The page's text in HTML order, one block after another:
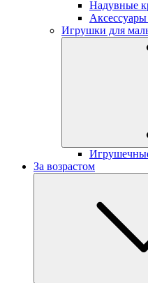
Надувные
Игрушки для
За возрастом